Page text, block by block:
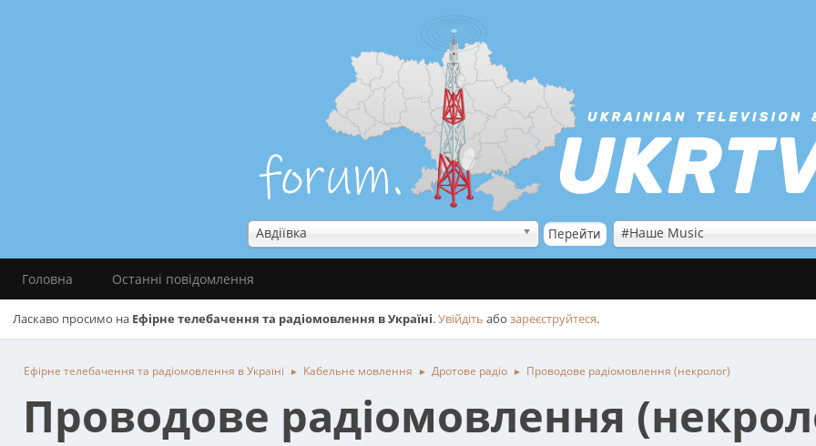
Авдіївка #Наше Music
Головна Останні повідомлення
Ласкаво просимо на Ефірне телебачення та радіомовлення в Україні.Увійдіть або зареєструйтеся.
Ефірне телебачення та радіомовлення в Україні ► Кабельне мовлення ► Дротове радіо ► Проводове радіомовлення (некролог)
Проводове радіомовлення